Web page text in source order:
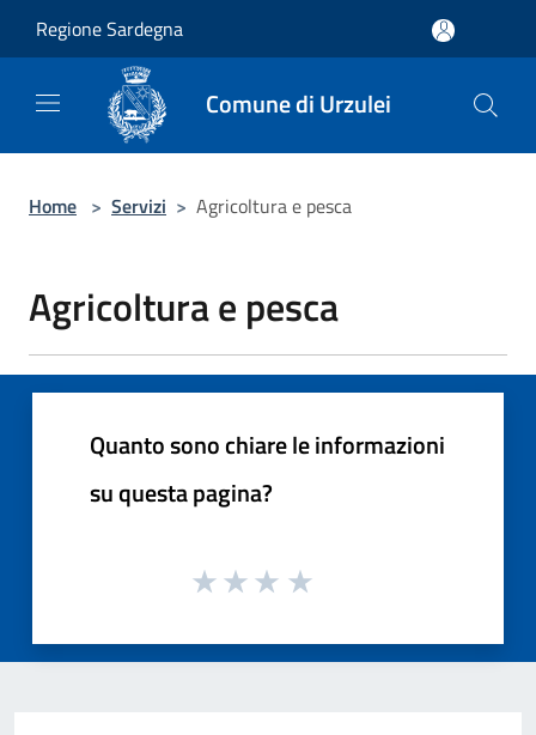
Regione Sardegna
Comune di Urzulei
Home > Servizi > Agricoltura e pesca
Agricoltura e pesca
Quanto sono chiare le informazioni
su questa pagina?